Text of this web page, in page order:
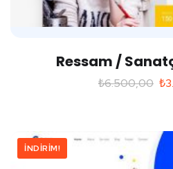
Ressam /
₺6.500,00 ₺
İNDIRIM!